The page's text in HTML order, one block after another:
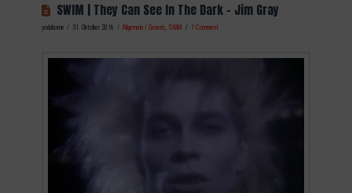
SWIM | They Can See In The Dark – Jim Gray
yodahome 31. Oktober 2016 Allgemein / Generic, SWiM 1 Comment